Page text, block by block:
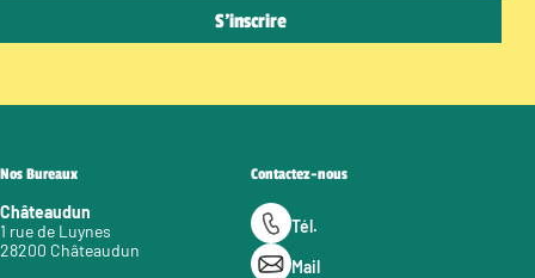
Nos Bureaux
Châteaudun
1 rue de Luynes
28200 Châteaudun
Contactez-nous
Tél.
Mail